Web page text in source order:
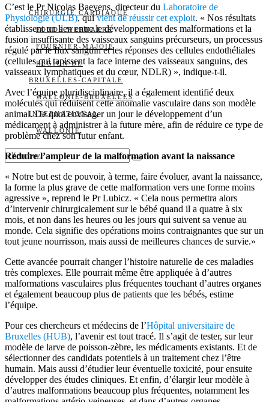
CHIRURGIE CARDIAQUE
FONDS WERNAERS
FOURNIER-MAJOIE
RÉGION DE
BRUXELLES-CAPITALE
WALLONIE-BRUXELLES
INTERNATIONAL
WALLONIE
C’est le Pr Nicolas Baeyens, directeur du Laboratoire de
Physiologie (ULB), quivient de réussir cet exploit. « Nos résultats
établissent un lien entre le développement des malformations et la
fusion insuffisante des vaisseaux sanguins précurseurs, un processus
régulé par le flux sanguin et les réponses des cellules endothéliales
(cellules qui tapissent la face interne des vaisseaux sanguins, des
vaisseaux lymphatiques et du cœur, NDLR) », indique-t-il.
Avec l’équipe pluridisciplinaire, il a également identifié deux
molécules qui réduisent cette anomalie vasculaire dans son modèle
animal. De quoi envisager un jour le développement d’un
médicament à administrer à la future mère, afin de réduire ce type de
problème chez son futur enfant.
Réduire l’ampleur de la malformation avant la naissance
« Notre but est de pouvoir, à terme, faire évoluer, avant la naissance,
la forme la plus grave de cette malformation vers une forme moins
agressive », reprend le Pr Lubicz. « Cela nous permettra alors
d’intervenir chirurgicalement sur le bébé quand il a quatre à six
mois, et non dans les heures ou les jours qui suivent sa venue au
monde. Cela signifie des opérations moins contraignantes que sur un
tout jeune nourrisson, mais aussi de meilleures chances de survie.»
Cette avancée pourrait changer l’histoire naturelle de ces maladies
très complexes. Elle pourrait même être appliquée à d’autres
malformations vasculaires plus fréquentes touchant d’autres organes
et également beaucoup plus de patients que les bébés, estime
l’équipe.
Pour ces chercheurs et médecins de l’Hôpital universitaire de
Bruxelles (HUB), l’avenir est tout tracé. Il s’agit de tester, sur leur
modèle de larve de poisson-zèbre, les médicaments existants. Et de
sélectionner des candidats potentiels à un traitement chez l’être
humain. Mais aussi d’étudier leur éventuelle toxicité, pour ensuite
développer des études cliniques. Et enfin, d’élargir leur modèle à
d’autres malformations beaucoup plus fréquentes, notamment les